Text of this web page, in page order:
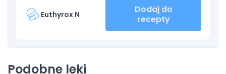
Euthyrox N
Dodaj do
recepty
Podobne leki